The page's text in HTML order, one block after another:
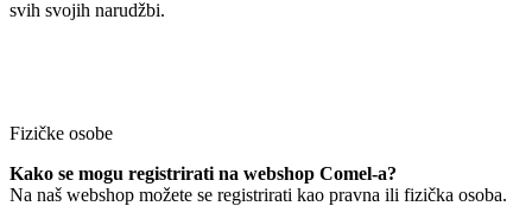
svih svojih narudžbi.
Fizičke osobe
Kako se mogu registrirati na webshop Comel-a?
Na naš webshop možete se registrirati kao pravna ili fizička osoba.